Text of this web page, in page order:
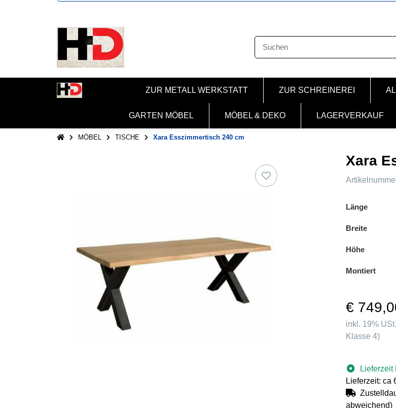
ZUR METALL WERKSTATT ZUR SCHREINEREI
GARTEN MÖBEL MÖBEL & DEKO LAGERVERKAUF
MÖBEL TISCHE Xara Esszimmertisch 240 cm
Xara
Länge
Breite
Höhe
Montiert
€
inkl. 19%
Klasse 4)
Lieferzeit
Lieferzeit: ca
abweichend)